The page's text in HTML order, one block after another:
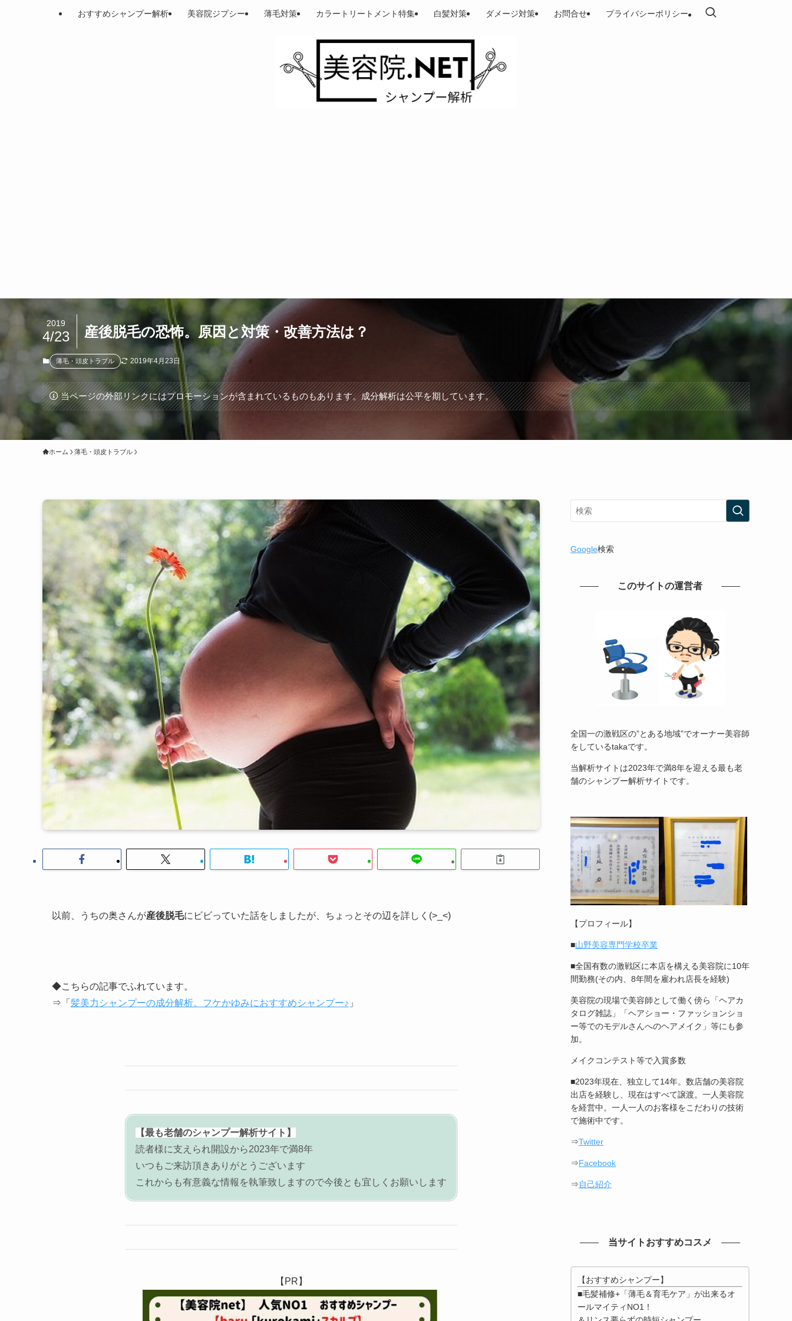
おすすめシャンプー解析 美容院ジプシー 薄毛対策 カラートリートメント特集 白髪対策 ダメージ対策 お問合せ プライバシーポリシー
産後脱毛の恐怖。原因と対策・改善方法は？
2019
4/23
薄毛・頭皮トラブル 2019年4月23日
当ページの外部リンクにはプロモーションが含まれているものもあります。成分解析は公平を期しています。
ホーム 薄毛・頭皮トラブル
以前、うちの奥さんが産後脱毛にビビっていた話をしましたが、ちょっとその辺を詳しく(>_<)
◆こちらの記事でふれています。
⇒「 髪美力シャンプーの成分解析。フケかゆみにおすすめシャンプー♪ 」
【最も老舗のシャンプー解析サイト】
読者様に支えられ開設から2023年で満8年
いつもご来訪頂きありがとうございます
これからも有意義な情報を執筆致しますので今後とも宜しくお願いします
【PR】
Google検索
このサイトの運営者
全国一の激戦区の”とある地域”でオーナー美容師
をしているtakaです。
当解析サイトは2023年で満8年を迎える最も老
舗のシャンプー解析サイトです。
【プロフィール】
■山野美容専門学校卒業
■全国有数の激戦区に本店を構える美容院に10年
間勤務(その内、8年間を雇われ店長を経験)
美容院の現場で美容師として働く傍ら「ヘアカ
タログ雑誌」「ヘアショー・ファッションショ
ー等でのモデルさんへのヘアメイク」等にも参
加。
メイクコンテスト等で入賞多数
■2023年現在、独立して14年。数店舗の美容院
出店を経験し、現在はすべて譲渡。一人美容院
を経営中。一人一人のお客様をこだわりの技術
で施術中です。
⇒Twitter
⇒Facebook
⇒自己紹介
当サイトおすすめコスメ
【おすすめシャンプー】
■毛髪補修+「薄毛＆育毛ケア」が出来るオ
ールマイティNO1！